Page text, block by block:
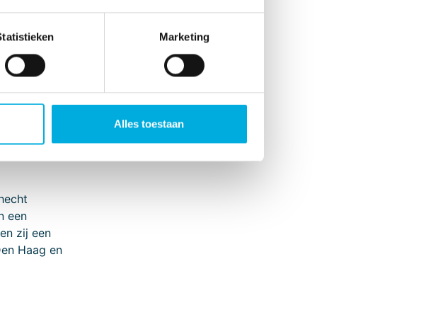
Marketing
Alles toestaan
met
Hiermee
een
zij een
Haag en